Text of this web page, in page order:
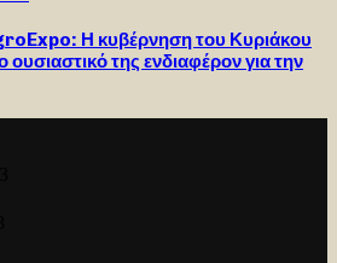
Η κυβέρνηση του Κυριάκου
της ενδιαφέρον για την